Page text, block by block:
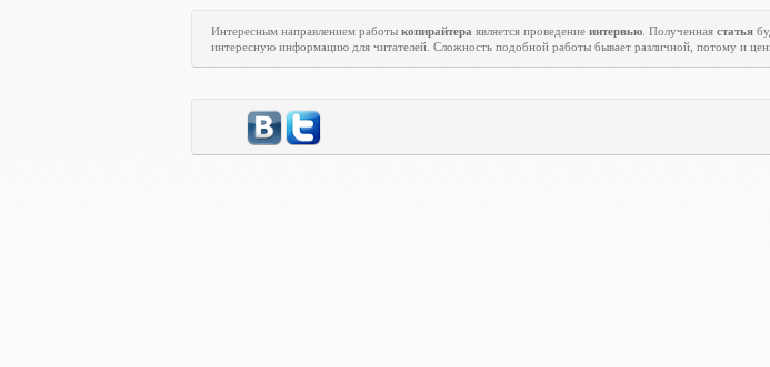
Интересным направлением работы копирайтера является проведение интервью . Полученная статья
интересную информацию для читателей. Сложность подобной работы бывает различной, потому и